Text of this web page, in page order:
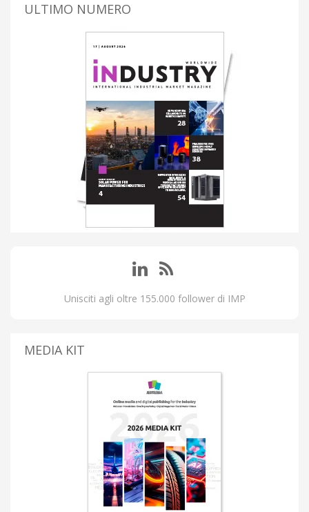
ULTIMO NUMERO
Unisciti agli oltre 155.000 follower di IMP
MEDIA KIT